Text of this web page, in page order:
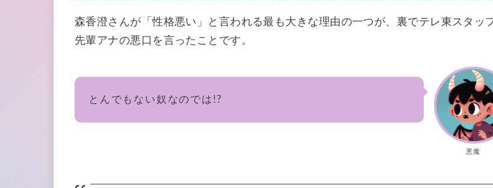
森香澄さんが「性格悪い」と言われる最も大きな理由の一つが、裏でテレ東スタッ
先輩アナの悪口を言ったことです。
悪魔
とんでもない奴なのでは!?